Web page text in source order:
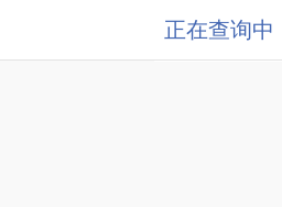
正在查询中